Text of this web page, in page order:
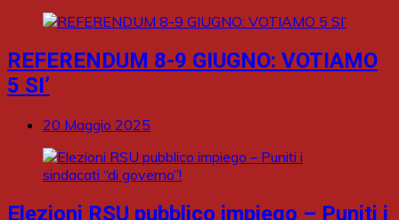
REFERENDUM 8-9 GIUGNO: VOTIAMO
5 SI’
20 Maggio 2025
Elezioni RSU pubblico impiego – Puniti i